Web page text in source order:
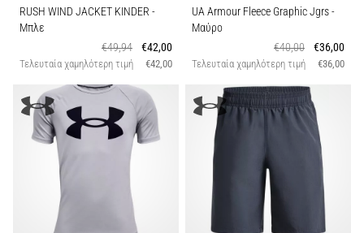
RUSH WIND JACKET KINDER -
Μπλε
€49,94
€42,00
Τελευταία χαμηλότερη τιμή €42,00
UA Armour Fleece Graphic Jgrs-
Μαύρο
€40,00
€36,00
Τελευταία χαμηλότερη τιμή €36,00